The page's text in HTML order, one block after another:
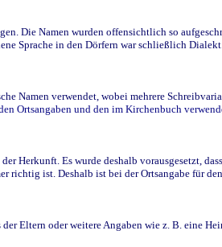
Die Namen wurden offensichtlich so
Sprache in den Dörfern war schließlich
Namen verwendet, wobei mehrere
Ortsangaben und den im Kirchenbuch
Herkunft. Es wurde deshalb vorausgesetzt,
richtig ist. Deshalb ist bei der Ortsangabe für
Eltern oder weitere Angaben wie z. B. eine